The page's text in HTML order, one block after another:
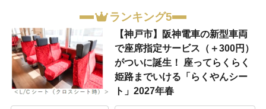
ランキング5
【神戸市】阪神電車の新型車両
で座席指定サービス（＋300円）
がついに誕生！ 座ってらくらく
姫路までいける「らくやんシー
ト」2027年春